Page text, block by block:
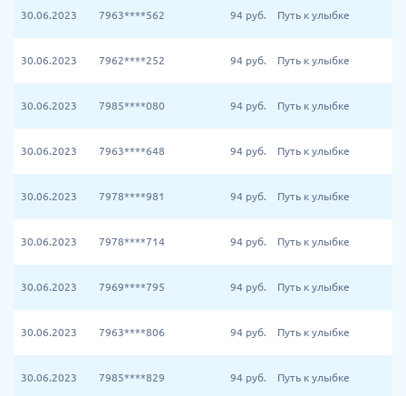
30.06.2023 7963****562 94 руб. Путь к улыбке
30.06.2023 7962****252 94 руб. Путь к улыбке
30.06.2023 7985****080 94 руб. Путь к улыбке
30.06.2023 7963****648 94 руб. Путь к улыбке
30.06.2023 7978****981 94 руб. Путь к улыбке
30.06.2023 7978****714 94 руб. Путь к улыбке
30.06.2023 7969****795 94 руб. Путь к улыбке
30.06.2023 7963****806 94 руб. Путь к улыбке
30.06.2023 7985****829 94 руб. Путь к улыбке